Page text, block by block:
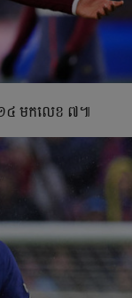
១៤ មក​លេខ ៧៕